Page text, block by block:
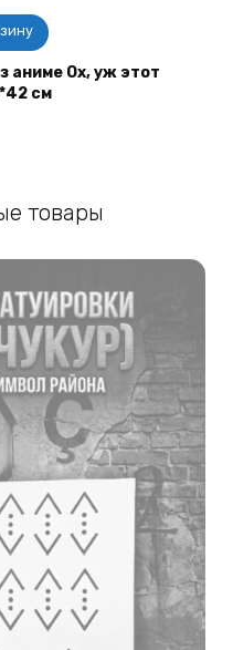
аниме Ох, уж этот
см
товары